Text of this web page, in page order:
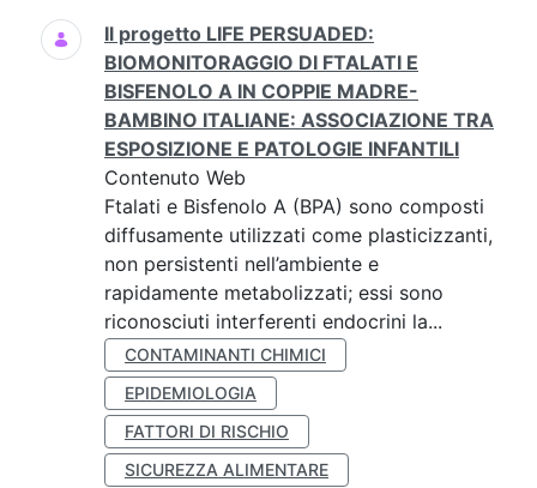
Il progetto LIFE PERSUADED:
BIOMONITORAGGIO DI FTALATI E
BISFENOLO A IN COPPIE MADRE-
BAMBINO ITALIANE: ASSOCIAZIONE TRA
ESPOSIZIONE E PATOLOGIE INFANTILI
Contenuto Web
Ftalati e Bisfenolo A (BPA) sono composti
diffusamente utilizzati come plasticizzanti,
non persistenti nell’ambiente e
rapidamente metabolizzati; essi sono
riconosciuti interferenti endocrini la...
CONTAMINANTI CHIMICI
EPIDEMIOLOGIA
FATTORI DI RISCHIO
SICUREZZA ALIMENTARE